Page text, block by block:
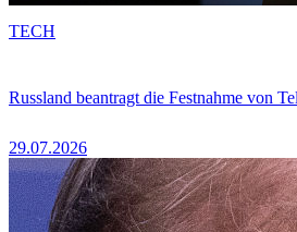
Russland beantragt die Festnahme von
29.07.2026
TECH